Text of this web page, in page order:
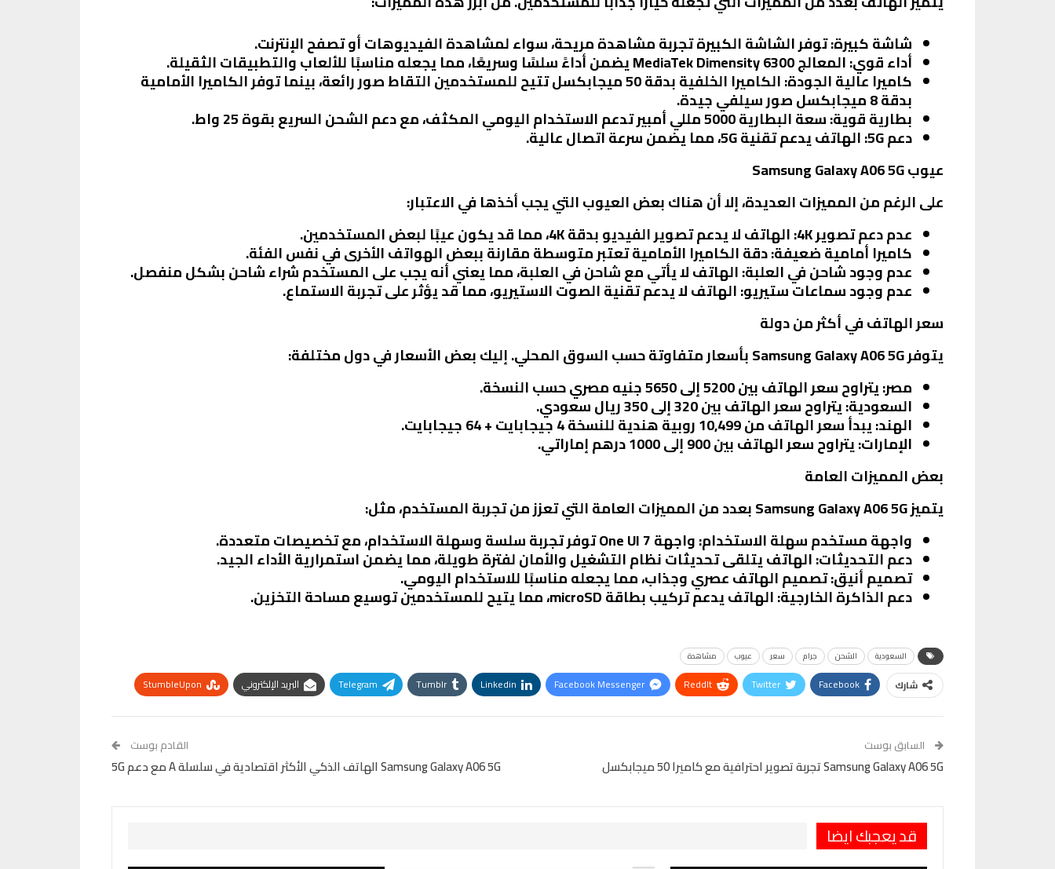
شاشة كبيرة: توفر الشاشة الكبيرة تجربة مشاهدة مريحة، سواء لمشاهدة الفيديوهات أو تصفح الإنترنت.
أداء قوي: المعالج MediaTek Dimensity 6300 يضمن أداءً سلسًا وسريعًا، مما يجعله مناسبًا للألعاب والتطبيقات الثقيلة.
كاميرا عالية الجودة : الكاميرا الخلفية بدقة 50 ميجابكسل تتيح للمستخدمين التقاط صور رائعة، بينما توفر الكاميرا الأمامية
بدقة 8 ميجابكسل صور سيلفي جيدة.
بطارية قوية: سعة البطارية 5000 مللي أمبير تدعم الاستخدام اليومي المكثف، مع دعم الشحن السريع بقوة 25 واط.
دعم 5G
: الهاتف يدعم تقنية 5G، مما يضمن سرعة اتصال عالية.
عيوب Samsung Galaxy A06 5G
على الرغم من المميزات العديدة، إلا أن هناك بعض العيوب التي يجب أخذها في الاعتبار:
عدم دعم تصوير 4K
: الهاتف لا يدعم تصوير الفيديو بدقة 4K، مما قد يكون عيبًا لبعض المستخدمين.
كاميرا أمامية ضعيفة: دقة الكاميرا الأمامية تعتبر متوسطة مقارنة ببعض الهواتف الأخرى في نفس الفئة.
عدم وجود شاحن في العلبة: الهاتف لا يأتي مع شاحن في العلبة، مما يعني أنه يجب على المستخدم شراء شاحن بشكل منفصل.
عدم وجود سماعات ستيريو: الهاتف لا يدعم تقنية الصوت الاستيريو، مما قد يؤثر على تجربة الاستماع.
سعر الهاتف في أكثر من دولة
يتوفر Samsung Galaxy A06 5G بأسعار متفاوتة حسب السوق المحلي. إليك بعض الأسعار في دول مختلفة:
مصر: يتراوح سعر الهاتف بين 5200 إلى 5650 جنيه مصري حسب النسخة.
السعودية: يتراوح سعر الهاتف بين 320 إلى 350 ريال سعودي.
الهند: يبدأ سعر الهاتف من 10,499 روبية هندية للنسخة 4 جيجابايت + 64 جيجابايت.
الإمارات: يتراوح سعر الهاتف بين 900 إلى 1000 درهم إماراتي.
بعض المميزات العامة
يتميز Samsung Galaxy A06 5G بعدد من المميزات العامة التي تعزز من تجربة المستخدم، مثل:
واجهة مستخدم سهلة الاستخدام: واجهة One UI 7 توفر تجربة سلسة وسهلة الاستخدام، مع تخصيصات متعددة.
دعم التحديثات: الهاتف يتلقى تحديثات نظام التشغيل والأمان لفترة طويلة، مما يضمن استمرارية الأداء الجيد.
تصميم أنيق: تصميم الهاتف عصري وجذاب، مما يجعله مناسبًا للاستخدام اليومي.
دعم الذاكرة الخارجية: الهاتف يدعم تركيب بطاقة microSD، مما يتيح للمستخدمين توسيع مساحة التخزين.
السعودية الشحن جرام سعر عيوب مشاهدة
شارك Facebook
Twitter
ReddIt
Facebook Messenger
Linkedin
Tumblr
Telegram البريد الإلكتروني
StumbleUpon
السابق بوست
Samsung Galaxy A06 5G تجربة تصوير احترافية مع كاميرا 50 ميجابكسل
القادم بوست
Samsung Galaxy A06 5G الهاتف الذكي الأكثر اقتصادية في سلسلة A مع دعم 5G
قد يعجبك ايضا